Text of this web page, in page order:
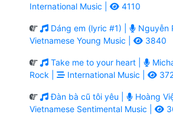
International Music |
4110
Dáng em (lyric #1) |
Nguyễn
Vietnamese Young Music |
3840
Take me to your heart |
Rock |
International Music |
Đàn bà cũ tôi yêu |
Hoàng
Vietnamese Sentimental Music |